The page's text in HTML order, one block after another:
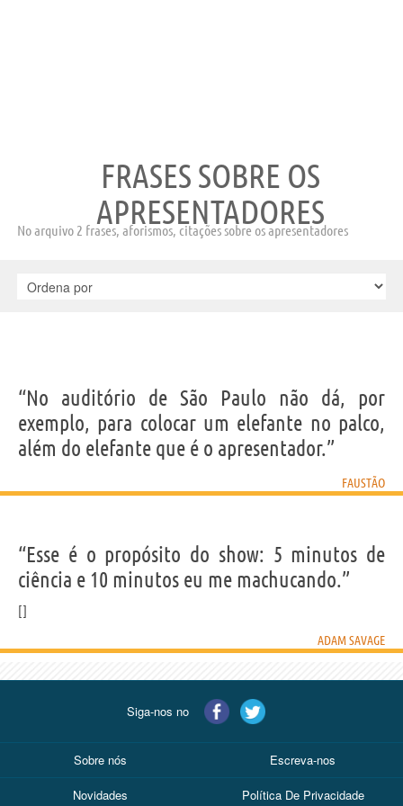
FRASES SOBRE OS
APRESENTADORES
No arquivo 2 frases, aforismos, citações sobre os apresentadores
“No auditório de São Paulo não dá, por
exemplo, para colocar um elefante no palco,
além do elefante que é o apresentador.”
FAUSTÃO
“Esse é o propósito do show: 5 minutos de
ciência e 10 minutos eu me machucando.”
ADAM SAVAGE
Siga-nos no
Sobre nós Escreva-nos
Novidades Política De Privacidade